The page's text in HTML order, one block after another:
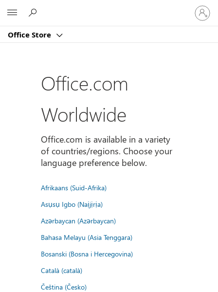
Office Store
Sign
in
to
account
Office.com
Worldwide
Office.com is available in a variety
of countries/regions. Choose your
language preference below.
Afrikaans (Suid-Afrika)
Asụsụ Igbo (Naịjịrịa)
Azərbaycan (Azərbaycan)
Bahasa Melayu (Asia Tenggara)
Bosanski (Bosna i Hercegovina)
Català (català)
Čeština (Česko)